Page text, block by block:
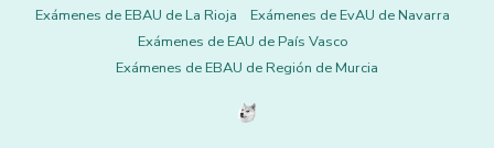
Exámenes de EBAU de La Rioja
Exámenes de EvAU de Navarra
Exámenes de EAU de País Vasco
Exámenes de EBAU de Región de Murcia